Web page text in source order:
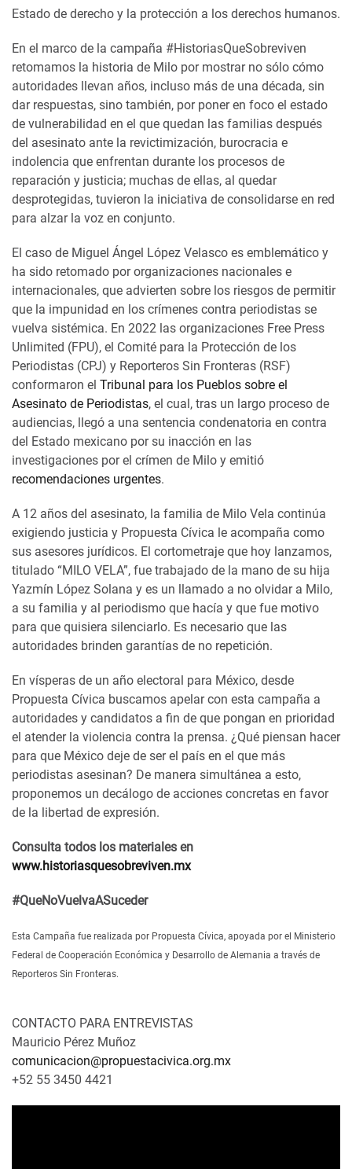
Estado de derecho y la protección a los derechos humanos.
En el marco de la campaña #HistoriasQueSobreviven
retomamos la historia de Milo por mostrar no sólo cómo
autoridades llevan años, incluso más de una década, sin
dar respuestas, sino también, por poner en foco el estado
de vulnerabilidad en el que quedan las familias después
del asesinato ante la revictimización, burocracia e
indolencia que enfrentan durante los procesos de
reparación y justicia; muchas de ellas, al quedar
desprotegidas, tuvieron la iniciativa de consolidarse en red
para alzar la voz en conjunto.
El caso de Miguel Ángel López Velasco es emblemático y
ha sido retomado por organizaciones nacionales e
internacionales, que advierten sobre los riesgos de permitir
que la impunidad en los crímenes contra periodistas se
vuelva sistémica. En 2022 las organizaciones Free Press
Unlimited (FPU), el Comité para la Protección de los
Periodistas (CPJ) y Reporteros Sin Fronteras (RSF)
conformaron el Tribunal para los Pueblos sobre el
Asesinato de Periodistas, el cual, tras un largo proceso de
audiencias, llegó a una sentencia condenatoria en contra
del Estado mexicano por su inacción en las
investigaciones por el crímen de Milo y emitió
recomendaciones urgentes.
A 12 años del asesinato, la familia de Milo Vela continúa
exigiendo justicia y Propuesta Cívica le acompaña como
sus asesores jurídicos. El cortometraje que hoy lanzamos,
titulado “MILO VELA”, fue trabajado de la mano de su hija
Yazmín López Solana y es un llamado a no olvidar a Milo,
a su familia y al periodismo que hacía y que fue motivo
para que quisiera silenciarlo. Es necesario que las
autoridades brinden garantías de no repetición.
En vísperas de un año electoral para México, desde
Propuesta Cívica buscamos apelar con esta campaña a
autoridades y candidatos a fin de que pongan en prioridad
el atender la violencia contra la prensa. ¿Qué piensan hacer
para que México deje de ser el país en el que más
periodistas asesinan? De manera simultánea a esto,
proponemos un decálogo de acciones concretas en favor
de la libertad de expresión.
Consulta todos los materiales en
www.historiasquesobreviven.mx
#QueNoVuelvaASuceder
Esta Campaña fue realizada por Propuesta Cívica, apoyada por el Ministerio
Federal de Cooperación Económica y Desarrollo de Alemania a través de
Reporteros Sin Fronteras.
CONTACTO PARA ENTREVISTAS
Mauricio Pérez Muñoz
comunicacion@propuestacivica.org.mx
+52 55 3450 4421